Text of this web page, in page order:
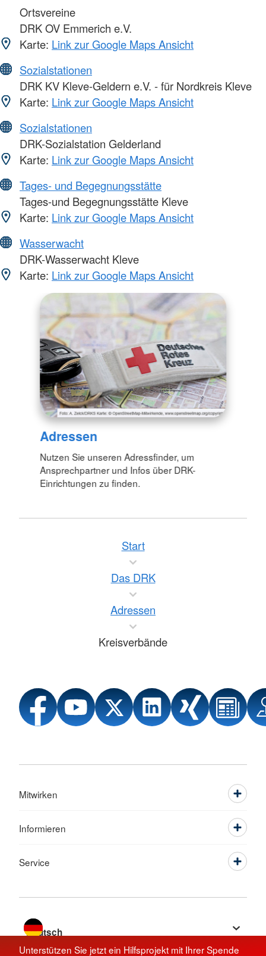
Ortsvereine
DRK OV Emmerich e.V.
Karte: Link zur Google Maps Ansicht
Sozialstationen
DRK KV Kleve-Geldern e.V. - für Nordkreis Kleve
Karte: Link zur Google Maps Ansicht
Sozialstationen
DRK-Sozialstation Gelderland
Karte: Link zur Google Maps Ansicht
Tages- und Begegnungsstätte
Tages-und Begegnungsstätte Kleve
Karte: Link zur Google Maps Ansicht
Wasserwacht
DRK-Wasserwacht Kleve
Karte: Link zur Google Maps Ansicht
Adressen
Nutzen Sie unseren Adressfinder, um
Ansprechpartner und Infos über DRK-
Einrichtungen zu finden.
Unterstützen Sie jetzt ein Hilfsprojekt mit Ihrer Spende
Start
Das DRK
Adressen
Kreisverbände
Mitwirken
Informieren
Service
Sprache wechseln zu